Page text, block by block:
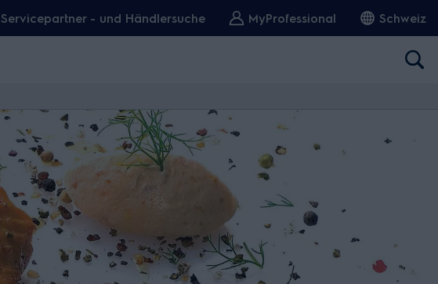
Servicepartner - und Händlersuche MyProfessional Schweiz